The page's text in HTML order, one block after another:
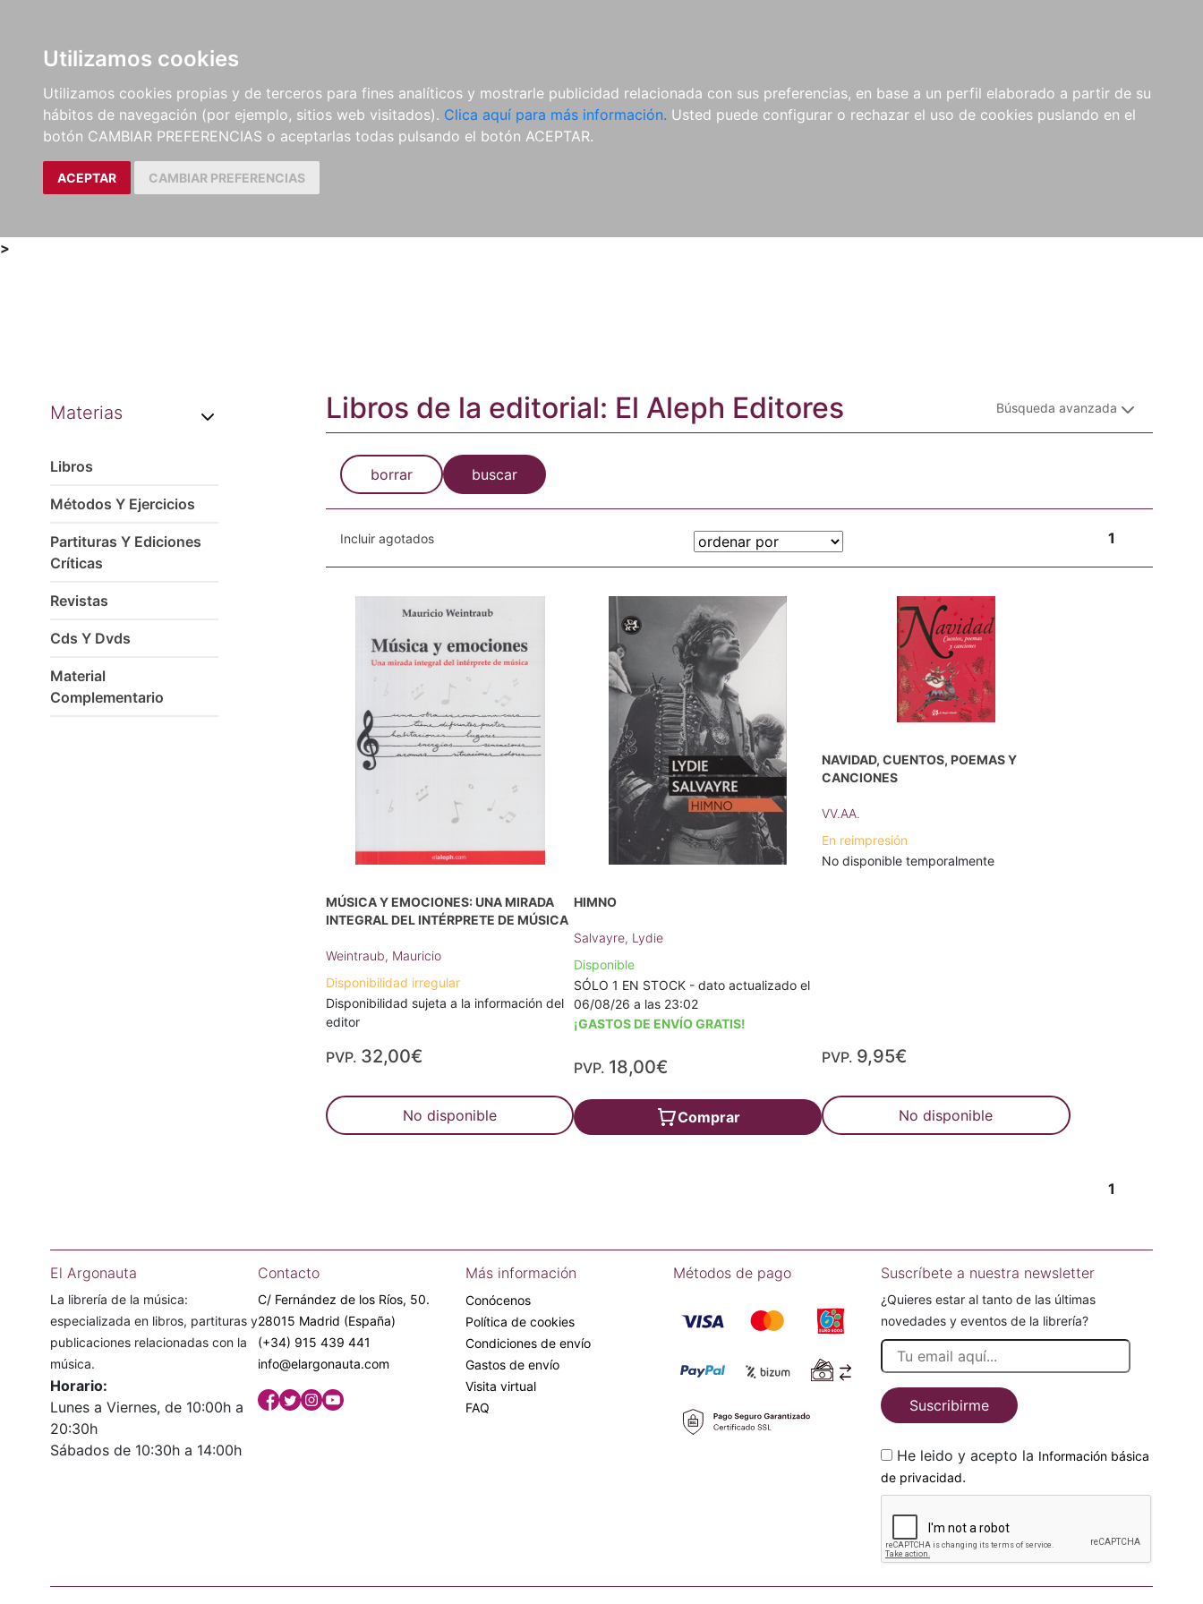
Utilizamos cookies
Utilizamos cookies propias y de terceros para fines analíticos y mostrarle publicidad relacionada con sus preferencias, en base a un perfil elaborado a partir de su
hábitos de navegación (por ejemplo, sitios web visitados). Clica aquí para más información. Usted puede configurar o rechazar el uso de cookies puslando en el
botón CAMBIAR PREFERENCIAS o aceptarlas todas pulsando el botón ACEPTAR.
ACEPTAR CAMBIAR PREFERENCIAS
LIBROS
MÉTODOS Y
EJERCICIOS
PARTITURAS Y EDICIONES
CRÍTICAS
REVISTAS
CDS Y
DVDS
MATERIAL
COMPLEMENTARIO
NOVEDADES NOTICIAS
COMPRAS
INSTITUCIONALES
>
Materias
Libros
Métodos Y Ejercicios
Partituras Y Ediciones
Críticas
Revistas
Cds Y Dvds
Material
Complementario
Libros de la editorial: El Aleph Editores Búsqueda avanzada
borrar buscar
Incluir agotados 1
MÚSICA Y EMOCIONES: UNA MIRADA
INTEGRAL DEL INTÉRPRETE DE MÚSICA
Weintraub, Mauricio
Disponibilidad irregular
Disponibilidad sujeta a la información del
editor
PVP. 32,00€
No disponible
HIMNO
Salvayre, Lydie
Disponible
SÓLO 1 EN STOCK - dato actualizado el
06/08/26 a las 23:02
¡GASTOS DE ENVÍO GRATIS!
PVP. 18,00€
Comprar
NAVIDAD, CUENTOS, POEMAS Y
CANCIONES
VV.AA.
En reimpresión
No disponible temporalmente
PVP. 9,95€
No disponible
1
El Argonauta
La librería de la música:
especializada en libros, partituras y
publicaciones relacionadas con la
música.
Horario:
Lunes a Viernes, de 10:00h a
20:30h
Sábados de 10:30h a 14:00h
Contacto
C/ Fernández de los Ríos, 50.
28015 Madrid (España)
(+34) 915 439 441
info@elargonauta.com
Más información
Conócenos
Política de cookies
Condiciones de envío
Gastos de envío
Visita virtual
FAQ
Métodos de pago Suscríbete a nuestra newsletter
¿Quieres estar al tanto de las últimas
novedades y eventos de la librería?
Suscribirme
He leido y acepto la Información básica
de privacidad.